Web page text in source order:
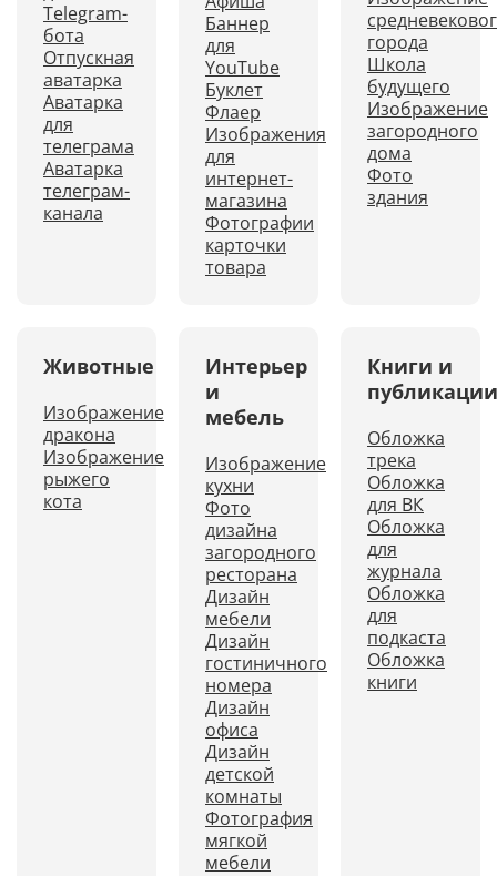
Telegram-
бота
Отпускная
аватарка
Аватарка
для
телеграма
Аватарка
телеграм-
канала
Баннер
для
YouTube
Буклет
Флаер
Изображения
для
интернет-
магазина
Фотографии
карточки
товара
города
Школа
будущего
Изображение
загородного
дома
Фото
здания
Животные
Изображение
дракона
Изображение
рыжего
кота
Интерьер
и
мебель
Изображение
кухни
Фото
дизайна
загородного
ресторана
Дизайн
мебели
Дизайн
гостиничного
номера
Дизайн
офиса
Дизайн
детской
комнаты
Фотография
мягкой
мебели
Книги и
публикации
Обложка
трека
Обложка
для ВК
Обложка
для
журнала
Обложка
для
подкаста
Обложка
книги